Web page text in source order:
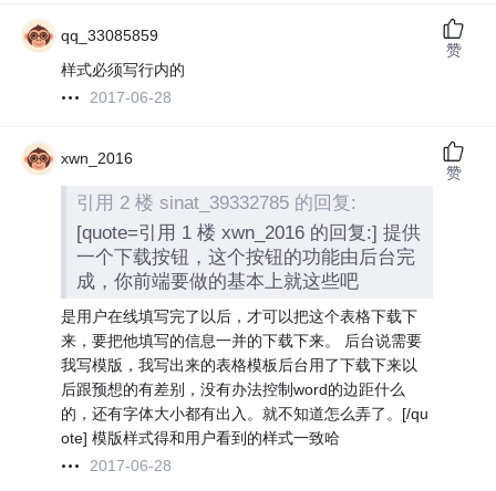
qq_33085859
样式必须写行内的
2017-06-28
赞
xwn_2016
引用 2 楼 sinat_39332785 的回复:
[quote=引用 1 楼 xwn_2016 的回复:] 提供
一个下载按钮，这个按钮的功能由后台完
成，你前端要做的基本上就这些吧
是用户在线填写完了以后，才可以把这个表格下载下
来，要把他填写的信息一并的下载下来。 后台说需要
我写模版，我写出来的表格模板后台用了下载下来以
后跟预想的有差别，没有办法控制word的边距什么
的，还有字体大小都有出入。就不知道怎么弄了。[/qu
ote] 模版样式得和用户看到的样式一致哈
2017-06-28
赞